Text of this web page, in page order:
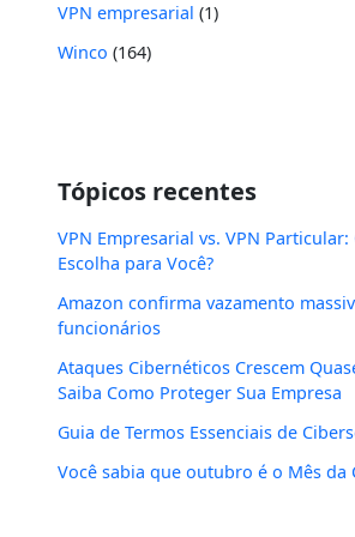
VPN empresarial (1)
Winco (164)
Tópicos recentes
VPN Empresarial vs. VPN
Escolha para Você?
Amazon confirma vazamento
funcionários
Ataques Cibernéticos Crescem
Saiba Como Proteger Sua Empresa
Guia de Termos Essenciais de
Você sabia que outubro é o Mês da